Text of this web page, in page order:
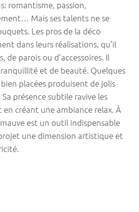
romantisme, passion,
Mais ses talents ne se
Les pros de la déco
dans leurs réalisations, qu’il
de parois ou d’accessoires. Il
et de beauté. Quelques
placées produisent de jolis
présence subtile ravive les
créant une ambiance relax. À
est un outil indispensable
une dimension artistique et